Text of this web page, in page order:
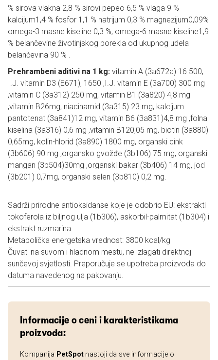
% sirova vlakna 2,8 % sirovi pepeo 6,5 % vlaga 9 %
kalcijum1,4 % fosfor 1,1 % natrijum 0,3 % magnezijum0,09%
omega-3 masne kiseline 0,3 %, omega-6 masne kiseline1,9
% belančevine životinjskog porekla od ukupnog udela
belančevina 90 % .
Prehrambeni aditivi na 1 kg: vitamin A (3a672a) 16 500,
I.J. vitamin D3 (E671), 1650 ,I.J. vitamin E (3a700) 300 mg
,vitamin C (3a312) 250 mg, vitamin B1 (3a820) 4,8 mg
,vitamin B26mg, niacinamid (3a315) 23 mg, kalcijum
pantotenat (3a841)12 mg, vitamin B6 (3a831)4,8 mg ,folna
kiselina (3a316) 0,6 mg ,vitamin B120,05 mg, biotin (3a880)
0,65mg, kolin-hlorid (3a890) 1800 mg, organski cink
(3b606) 90 mg ,organsko gvožđe (3b106) 75 mg, organski
mangan (3b504)30mg ,organski bakar (3b406) 14 mg, jod
(3b201) 0,7mg, organski selen (3b810) 0,2 mg.
Sadrži prirodne antioksidanse koje je odobrio EU: ekstrakti
tokoferola iz biljnog ulja (1b306), askorbil-palmitat (1b304) i
ekstrakt ruzmarina.
Metabolička energetska vrednost: 3800 kcal/kg
Čuvati na suvom i hladnom mestu, ne izlagati direktnoj
sunčevoj svjetlosti. Preporučuje se upotreba proizvoda do
datuma navedenog na pakovanju.
Informacije o ceni i karakteristikama
proizvoda:
Kompanija PetSpot nastoji da sve informacije o